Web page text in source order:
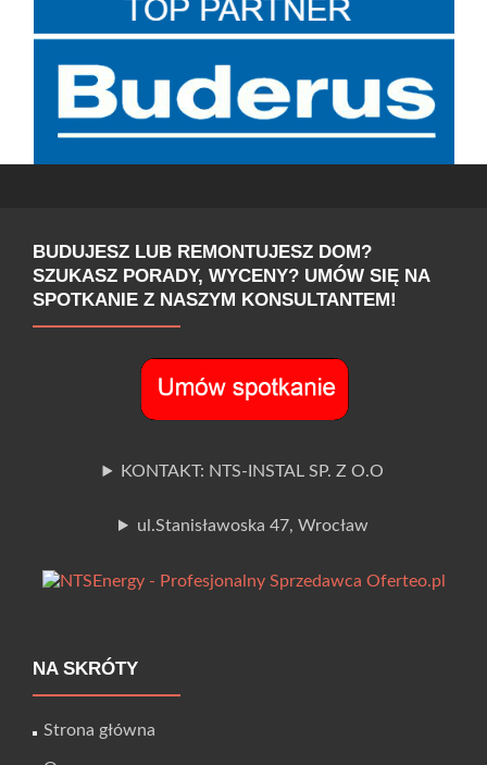
BUDUJESZ LUB REMONTUJESZ DOM?
SZUKASZ PORADY, WYCENY? UMÓW SIĘ NA
SPOTKANIE Z NASZYM KONSULTANTEM!
KONTAKT: NTS-INSTAL SP. Z O.O
ul.Stanisławoska 47, Wrocław
NA SKRÓTY
Strona główna